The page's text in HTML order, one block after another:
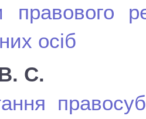
правового
осіб
С.